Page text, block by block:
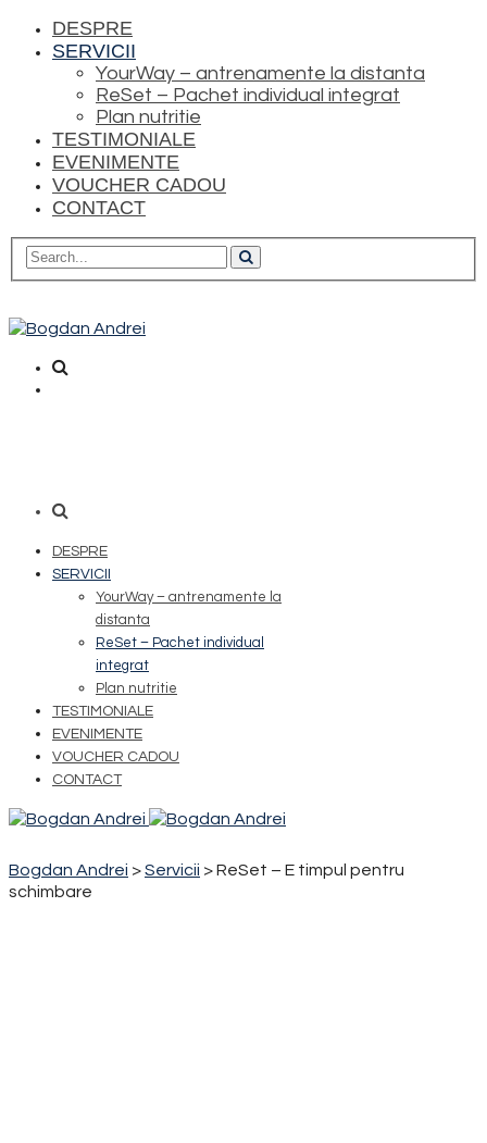
DESPRE
SERVICII
YourWay – antrenamente la distanta
ReSet – Pachet individual integrat
Plan nutritie
TESTIMONIALE
EVENIMENTE
VOUCHER CADOU
CONTACT
DESPRE
SERVICII
YourWay – antrenamente la
distanta
ReSet – Pachet individual
integrat
Plan nutritie
TESTIMONIALE
EVENIMENTE
VOUCHER CADOU
CONTACT
Bogdan Andrei >Servicii >ReSet – E timpul pentru
schimbare